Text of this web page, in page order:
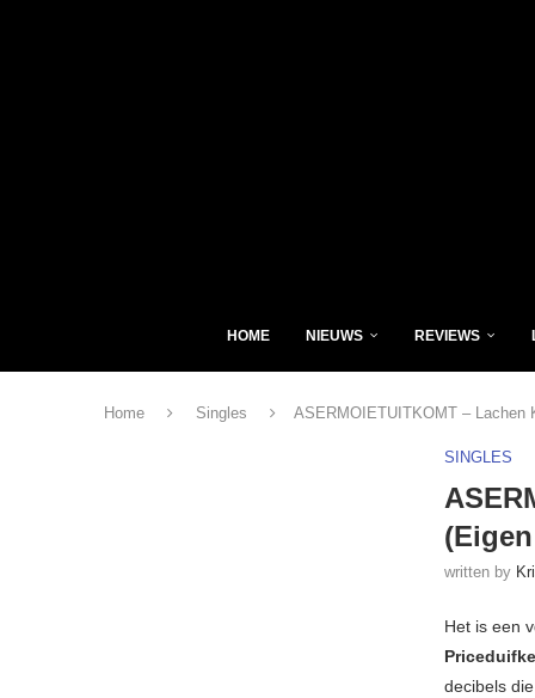
HOME NIEUWS REVIEWS
Home Singles ASERMOIETUITKOMT – Lachen
SINGLES
written by
Het is een
decibels